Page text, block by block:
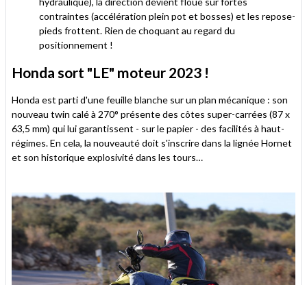
contraintes (accélération plein pot et bosses) et les repose-
pieds frottent. Rien de choquant au regard du
positionnement !
Honda sort "LE" moteur 2023 !
Honda est parti d'une feuille blanche sur un plan mécanique : son
nouveau twin calé à 270° présente des côtes super-carrées (87 x
63,5 mm) qui lui garantissent - sur le papier - des facilités à haut-
régimes. En cela, la nouveauté doit s'inscrire dans la lignée Hornet
et son historique explosivité dans les tours…